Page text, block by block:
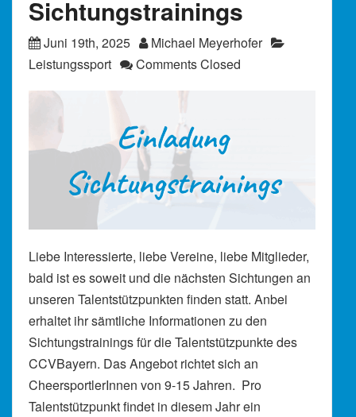
Sichtungstrainings
Juni 19th, 2025
Michael Meyerhofer
Leistungssport
Comments Closed
Liebe Interessierte, liebe Vereine, liebe Mitglieder,
bald ist es soweit und die nächsten Sichtungen an
unseren Talentstützpunkten finden statt. Anbei
erhaltet ihr sämtliche Informationen zu den
Sichtungstrainings für die Talentstützpunkte des
CCVBayern. Das Angebot richtet sich an
CheersportlerInnen von 9-15 Jahren. Pro
Talentstützpunkt findet in diesem Jahr ein